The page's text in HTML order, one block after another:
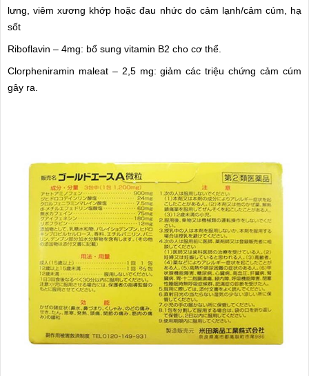
lưng, viêm xương khớp hoặc đau nhức do cảm lạnh/cảm cúm, hạ
sốt
Riboflavin – 4mg: bổ sung vitamin B2 cho cơ thể.
Clorpheniramin maleat – 2,5 mg: giảm các triệu chứng cảm cúm
gây ra.